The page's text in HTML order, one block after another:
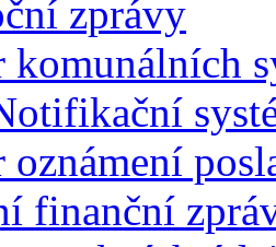
zprávy
komunálních
oznámení
finanční